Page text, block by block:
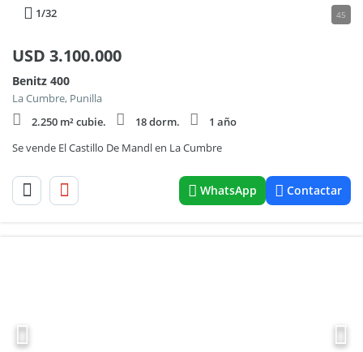
1/32 45
USD 3.100.000
Benitz 400
La Cumbre, Punilla
2.250 m² cubie.
18 dorm.
1 año
Se vende El Castillo De Mandl en La Cumbre
WhatsApp Contactar